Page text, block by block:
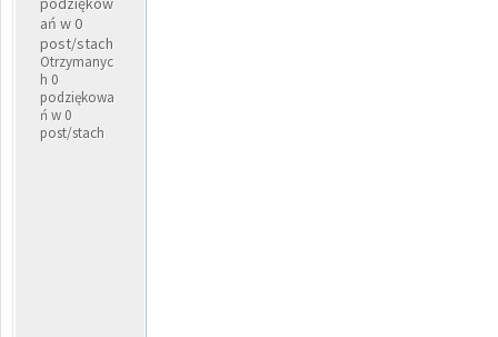
ań w 0
post/stach
Otrzymanyc
h 0
podziękowa
ń w 0
post/stach